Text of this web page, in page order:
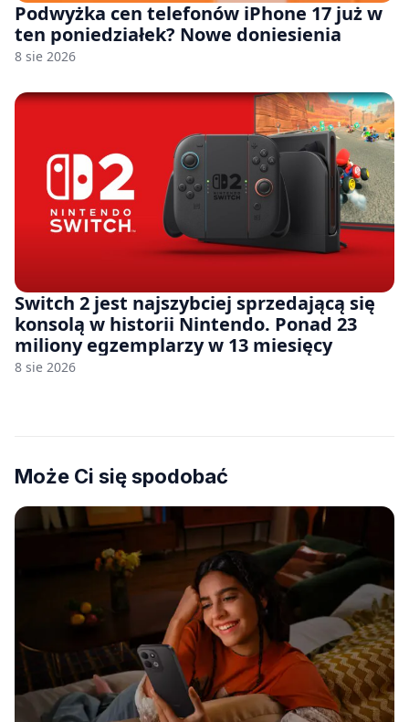
Podwyżka cen telefonów iPhone 17 już w
ten poniedziałek? Nowe doniesienia
8 sie 2026
Switch 2 jest najszybciej sprzedającą się
konsolą w historii Nintendo. Ponad 23
miliony egzemplarzy w 13 miesięcy
8 sie 2026
Może Ci się spodobać